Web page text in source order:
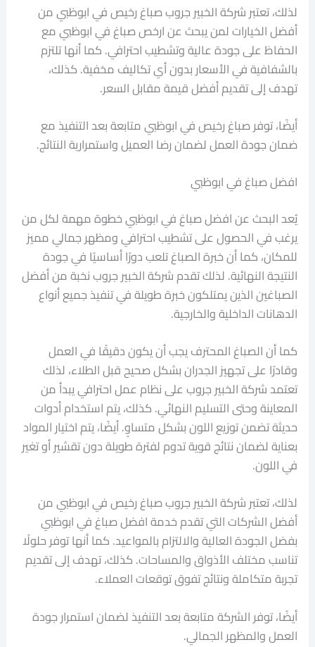
لذلك، تعتبر شركة الخبير جروب صباغ رخيص في ابوظبي من
أفضل الخيارات لمن يبحث عن ارخص صباغ في ابوظبي مع
الحفاظ على جودة عالية وتشطيب احترافي. كما أنها تلتزم
بالشفافية في الأسعار بدون أي تكاليف مخفية. كذلك،
تهدف إلى تقديم أفضل قيمة مقابل السعر.
أيضًا، توفر صباغ رخيص في ابوظبي متابعة بعد التنفيذ مع
ضمان جودة العمل لضمان رضا العميل واستمرارية النتائج.
افضل صباغ في ابوظبي
يُعد البحث عن افضل صباغ في ابوظبي خطوة مهمة لكل من
يرغب في الحصول على تشطيب احترافي ومظهر جمالي مميز
للمكان، كما أن خبرة الصباغ تلعب دورًا أساسيًا في جودة
النتيجة النهائية. لذلك تقدم شركة الخبير جروب نخبة من أفضل
الصباغين الذين يمتلكون خبرة طويلة في تنفيذ جميع أنواع
الدهانات الداخلية والخارجية.
كما أن الصباغ المحترف يجب أن يكون دقيقًا في العمل
وقادرًا على تجهيز الجدران بشكل صحيح قبل الطلاء، لذلك
تعتمد شركة الخبير جروب على نظام عمل احترافي يبدأ من
المعاينة وحتى التسليم النهائي. كذلك، يتم استخدام أدوات
حديثة تضمن توزيع اللون بشكل متساوٍ. أيضًا، يتم اختيار المواد
بعناية لضمان نتائج قوية تدوم لفترة طويلة دون تقشير أو تغير
في اللون.
لذلك، تعتبر شركة الخبير جروب صباغ رخيص في ابوظبي من
أفضل الشركات التي تقدم خدمة افضل صباغ في ابوظبي
بفضل الجودة العالية والالتزام بالمواعيد. كما أنها توفر حلولًا
تناسب مختلف الأذواق والمساحات. كذلك، تهدف إلى تقديم
تجربة متكاملة ونتائج تفوق توقعات العملاء.
أيضًا، توفر الشركة متابعة بعد التنفيذ لضمان استمرار جودة
العمل والمظهر الجمالي.